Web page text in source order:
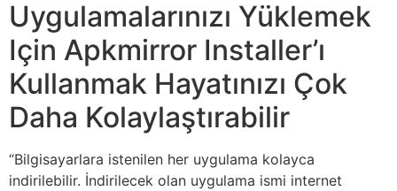
Uygulamalarınızı Yüklemek
Için Apkmirror Installer’ı
Kullanmak Hayatınızı Çok
Daha Kolaylaştırabilir
“Bilgisayarlara istenilen her uygulama kolayca
indirilebilir. İndirilecek olan uygulama ismi internet